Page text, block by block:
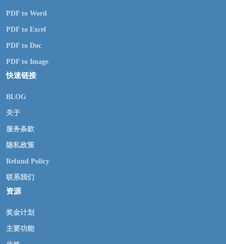
PDF to Word
PDF to Excel
PDF to Doc
PDF to Image
快速链接
BLOG
关于
服务条款
隐私政策
Refund Policy
联系我们
资源
奖金计划
主要功能